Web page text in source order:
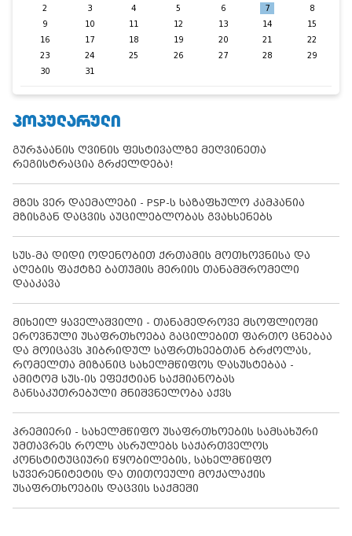
2
3 4 5 6 7
8
9
10 11 12 13 14
15
16
17 18 19 20 21
22
23
24 25 26 27 28
29
30
31
ᲞᲝᲞᲣᲚᲐᲠᲣᲚᲘ
გურჯაანის ღვინის ფესტივალზე მეღვინეთა
რეგისტრაცია გრძელდება!
მზეს ვერ დაემალები - PSP-ს საზაფხულო კამპანია
მზისგან დაცვის აუცილებლობას გვახსენებს
სუს-მა დიდი ოდენობით ქრთამის მოთხოვნისა და
აღების ფაქტზე ბათუმის მერიის თანამშრომელი
დააკავა
მიხეილ ყაველაშვილი - თანამედროვე მსოფლიოში
ეროვნული უსაფრთხოება გაცილებით ფართო ცნებაა
და მოიცავს ჰიბრიდულ საფრთხეებთან ბრძოლას,
რომელთა მიზანიც სახელმწიფოს დასუსტებაა -
ამიტომ სუს-ის ეფექტიან საქმიანობას
განსაკუთრებული მნიშვნელობა აქვს
პრემიერი - სახელმწიფო უსაფრთხოების სამსახური
უმთავრეს როლს ასრულებს საქართველოს
კონსტიტუციური წყობილების, სახელმწიფო
სუვერენიტეტის და თითოეული მოქალაქის
უსაფრთხოების დაცვის საქმეში